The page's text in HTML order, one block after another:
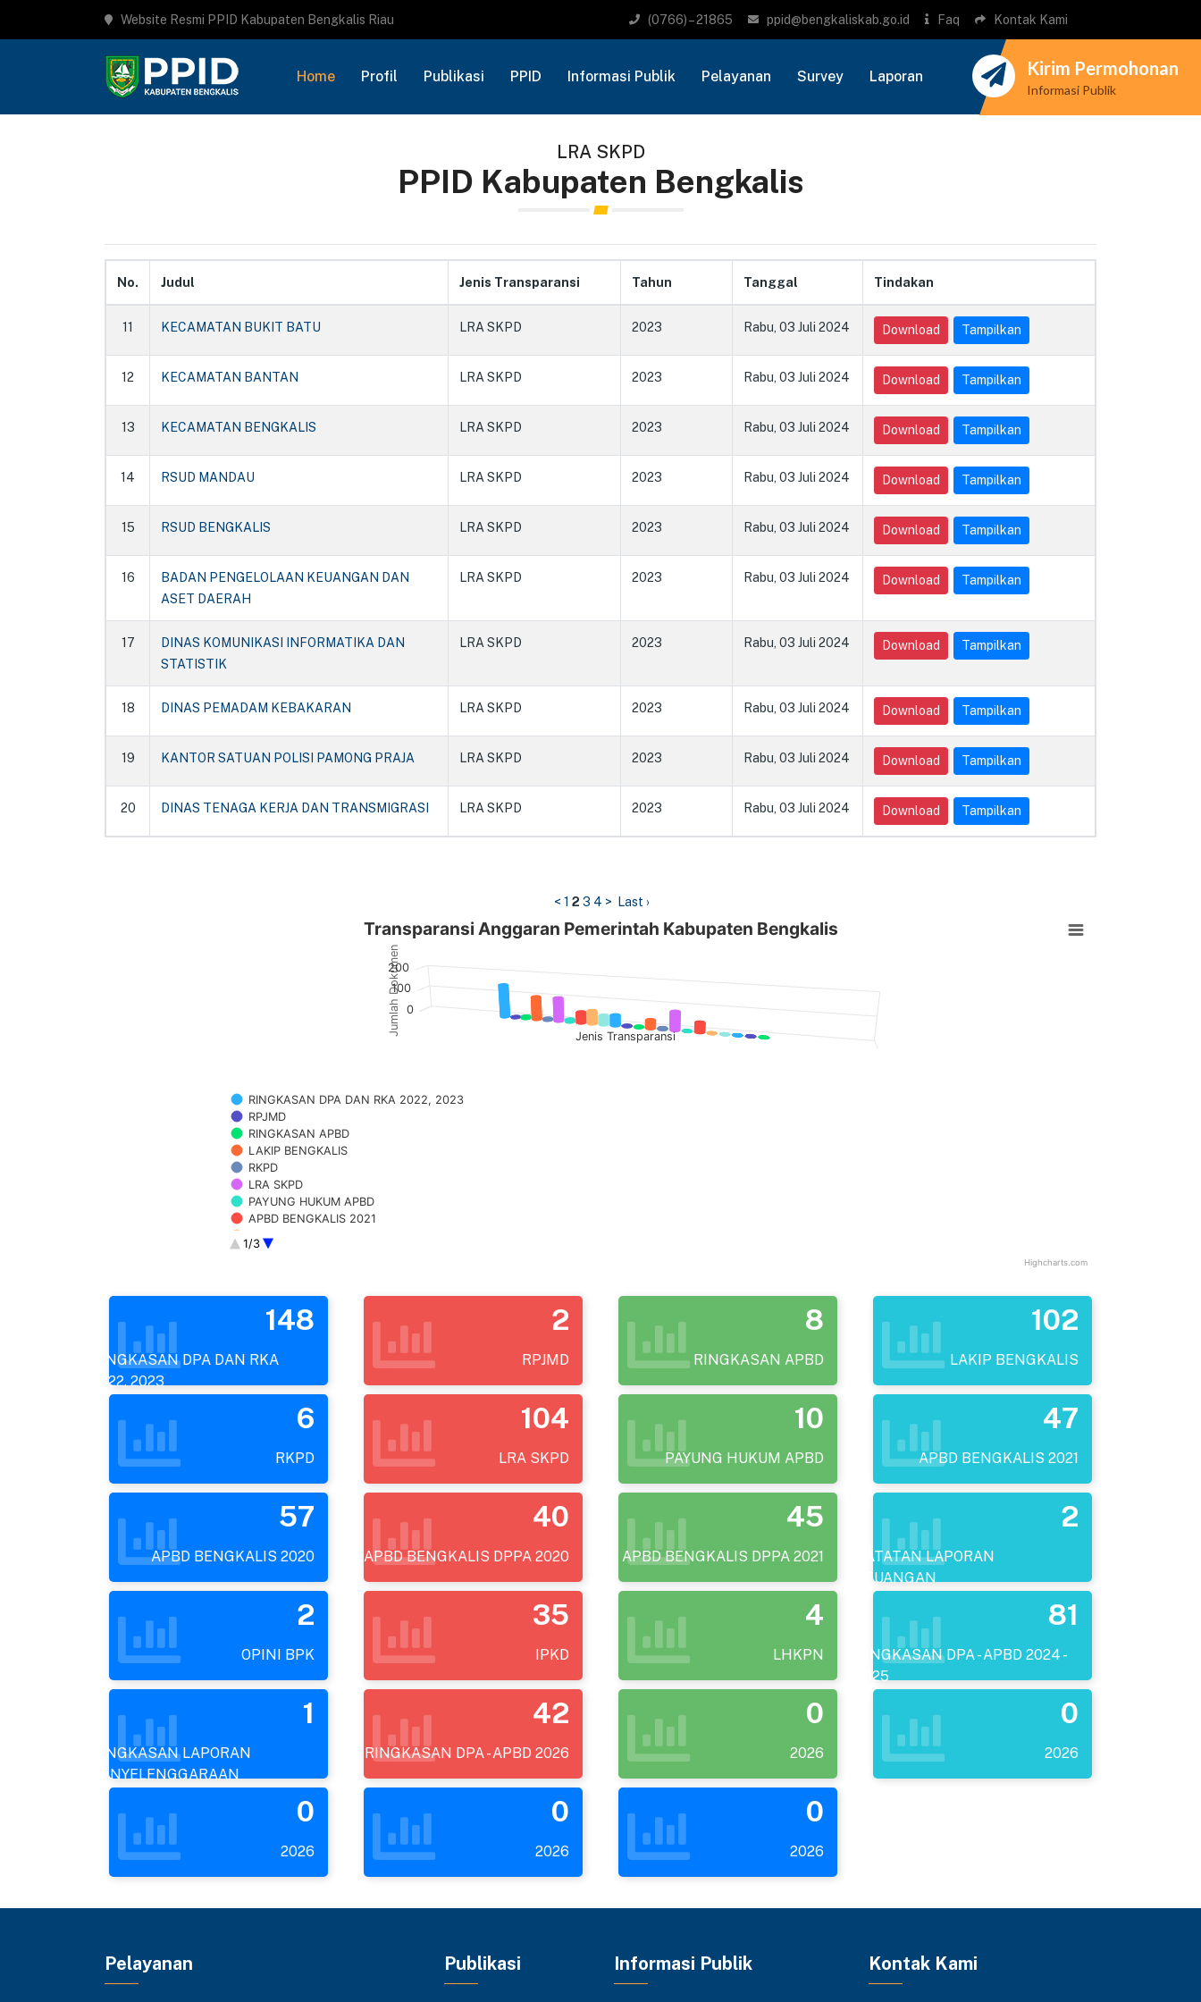
Website Resmi PPID Kabupaten Bengkalis Riau (0766) – 21865 ppid@bengkaliskab.go.id Faq Kontak Kami
Home Profil Publikasi PPID Informasi Publik Pelayanan Survey Laporan Kirim Permohonan
Informasi Publik
LRA SKPD
PPID Kabupaten Bengkalis
No. Judul Jenis Transparansi Tahun Tanggal Tindakan
11 KECAMATAN BUKIT BATU LRA SKPD 2023 Rabu, 03 Juli 2024 Download Tampilkan
12 KECAMATAN BANTAN LRA SKPD 2023 Rabu, 03 Juli 2024 Download Tampilkan
13 KECAMATAN BENGKALIS LRA SKPD 2023 Rabu, 03 Juli 2024 Download Tampilkan
14 RSUD MANDAU LRA SKPD 2023 Rabu, 03 Juli 2024 Download Tampilkan
15 RSUD BENGKALIS LRA SKPD 2023 Rabu, 03 Juli 2024 Download Tampilkan
16
BADAN PENGELOLAAN KEUANGAN DAN
ASET DAERAH
LRA SKPD 2023 Rabu, 03 Juli 2024 Download Tampilkan
17
DINAS KOMUNIKASI INFORMATIKA DAN
STATISTIK
LRA SKPD 2023 Rabu, 03 Juli 2024 Download Tampilkan
18 DINAS PEMADAM KEBAKARAN LRA SKPD 2023 Rabu, 03 Juli 2024 Download Tampilkan
19 KANTOR SATUAN POLISI PAMONG PRAJA LRA SKPD 2023 Rabu, 03 Juli 2024 Download Tampilkan
20 DINAS TENAGA KERJA DAN TRANSMIGRASI LRA SKPD 2023 Rabu, 03 Juli 2024 Download Tampilkan
< 1 2 3 4 > Last ›
Jumlah Dokumen
Transparansi Anggaran Pemerintah Kabupaten Bengkalis
RINGKASAN DPA DAN RKA 2022, 2023
RPJMD
RINGKASAN APBD
LAKIP BENGKALIS
RKPD
LRA SKPD
PAYUNG HUKUM APBD
APBD BENGKALIS 2021
APBD BENGKALIS 2020
APBD BENGKALIS DPPA 2020
RINGKASAN DPA - APBD 2024 - 2025
RINGKASAN LAPORAN PENYELENGGARAAN PEMERINTAHAN DAERAH (RLPPD) KABUPATEN BENGKALIS TAHUN ANGGARAN 2024
RINGKASAN DPA - APBD 2026
2026
1/3
Jenis Transparansi
0
100
200
Highcharts.com
148
RINGKASAN DPA DAN RKA
2022, 2023
2
RPJMD
8
RINGKASAN APBD
102
LAKIP BENGKALIS
6
RKPD
104
LRA SKPD
10
PAYUNG HUKUM APBD
47
APBD BENGKALIS 2021
57
APBD BENGKALIS 2020
40
APBD BENGKALIS DPPA 2020
45
APBD BENGKALIS DPPA 2021
2
CATATAN LAPORAN
KEUANGAN
2
OPINI BPK
35
IPKD
4
LHKPN
81
RINGKASAN DPA - APBD 2024 -
2025
1
RINGKASAN LAPORAN
PENYELENGGARAAN
PEMERINTAHAN DAERAH
(RLPPD) KABUPATEN
BENGKALIS TAHUN
ANGGARAN 2024
42
RINGKASAN DPA - APBD 2026
0
2026
0
2026
0
2026
0
2026
0
2026
Pelayanan Publikasi Informasi Publik Kontak Kami